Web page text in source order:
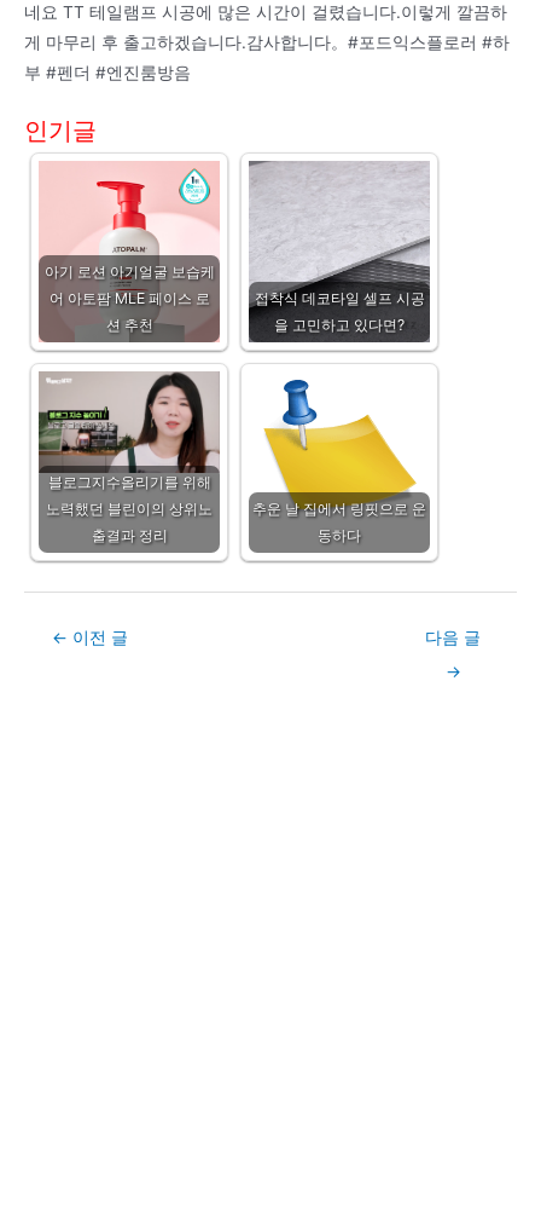
네요 TT 테일램프 시공에 많은 시간이 걸렸습니다.이렇게 깔끔하
게 마무리 후 출고하겠습니다.감사합니다。#포드익스플로러 #하
부 #펜더 #엔진룸방음
인기글
아기 로션 아기얼굴 보습케
어 아토팜 MLE 페이스 로
션 추천
접착식 데코타일 셀프 시공
을 고민하고 있다면?
블로그지수올리기를 위해
노력했던 블린이의 상위노
출결과 정리
추운 날 집에서 링핏으로 운
동하다
Post← 이전 글
다음 글
→